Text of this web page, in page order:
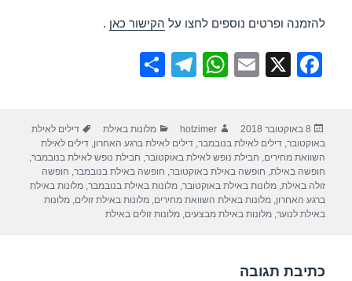
להזמנה ופרטים נוספים לחצו על הקישור כאן .
F
e
b
o
o
X
E
W
s
A
p
p
T
gr
a
m
e
פורסם
בתאריך
8 באוקטובר 2018 מחבר
hotzimer קטגוריות
מלונות באילת תגיות
דילים לאילת
באוקטובר,דילים לאילת בנובמבר,דילים לאילת ברגע האחרון,דילים לאילת
השוואת מחירים, חבילת נופש לאילת באוקטובר, חבילת נופש לאילת בנובמבר,
חופשה באילת, חופשה באילת באוקטובר, חופשה באילת בנובמבר, חופשה
זולה באילת,מלונות באילת באוקטובר,מלונות באילת בנובמבר,מלונות באילת
ברגע האחרון,מלונות באילת השוואת מחירים,מלונות באילת זולים,מלונות
באילת לנוער,מלונות באילת מבצעים,מלונות זולים באילת
כתיבת תגובה